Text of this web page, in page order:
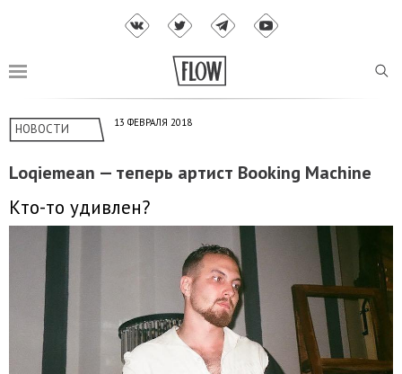
НОВОСТИ 13 ФЕВРАЛЯ 2018
Loqiemean — теперь артист Booking Machine
Кто-то удивлен?